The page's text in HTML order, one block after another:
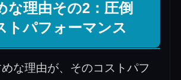
な理由その2：圧倒
トパフォーマンス
な理由が、そのコストパフ